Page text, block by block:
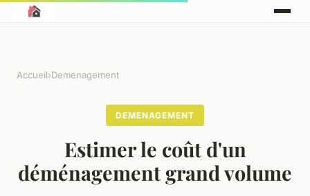
Accueil›Demenagement
DEMENAGEMENT
Estimer le coût d'un
déménagement grand volume